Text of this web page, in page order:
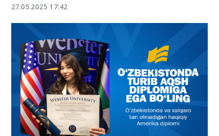
27.05.2025 17:42